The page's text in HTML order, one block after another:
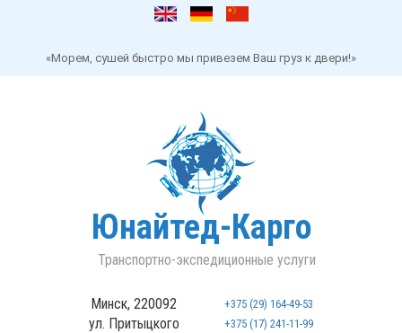
«Морем, сушей быстро мы привезем Ваш груз к двери!»
Юнайтед-Карго
Транспортно-экспедиционные услуги
Минск, 220092
ул. Притыцкого
+375 (29) 164-49-53
+375 (17) 241-11-99